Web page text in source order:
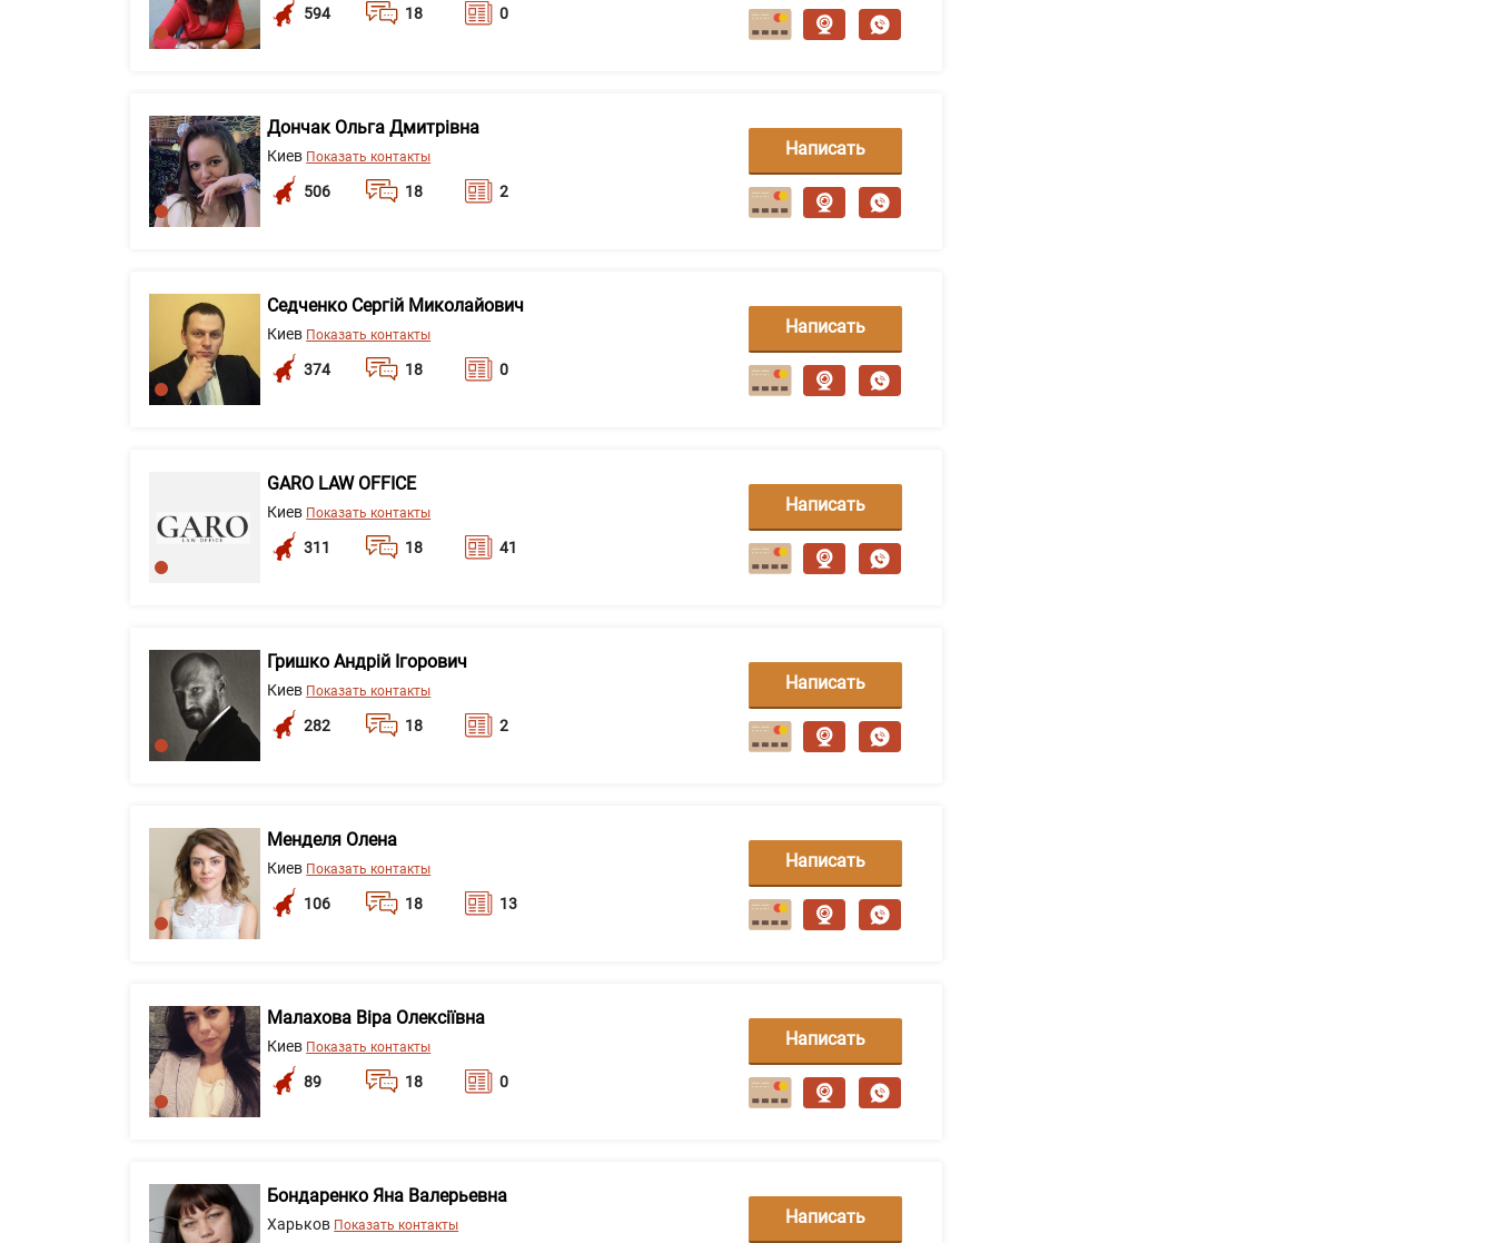
594 18 0
сообщение
Дончак Ольга Дмитрівна
Киев Показать контакты
506 18 2
Написать
сообщение
Седченко Сергій Миколайович
Киев Показать контакты
374 18 0
Написать
сообщение
GARO LAW OFFICE
Киев Показать контакты
311 18 41
Написать
сообщение
Гришко Андрій Ігорович
Киев Показать контакты
282 18 2
Написать
сообщение
Менделя Олена
Киев Показать контакты
106 18 13
Написать
сообщение
Малахова Віра Олексіївна
Киев Показать контакты
89 18 0
Написать
сообщение
Бондаренко Яна Валерьевна
Харьков Показать контакты Написать